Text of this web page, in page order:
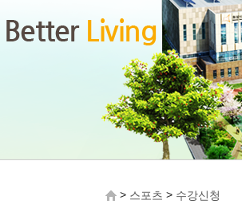
> 스포츠 > 수강신청